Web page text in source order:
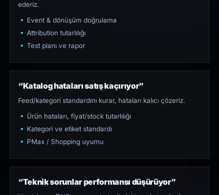
ederiz.
Event & dönüşüm doğrulama
Attribution tutarlılığı
Test planı ve rapor
“Katalog hataları satış kaçırıyor”
Feed/kategori standardını kurar, hataları kalıcı çözeriz.
Ürün hataları, fiyat/stock tutarlılığı
Kategori ve etiket standardı
PMax / Shopping uyumu
“Teknik sorunlar performansı düşürüyor”